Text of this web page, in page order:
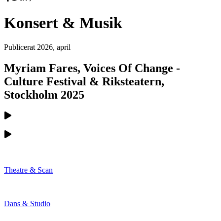
Konsert & Musik
Publicerat 2026, april
Myriam Fares, Voices Of Change -
Culture Festival & Riksteatern,
Stockholm 2025
Theatre & Scan
Dans & Studio